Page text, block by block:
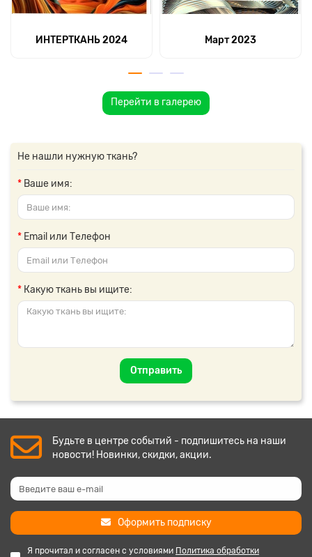
ИНТЕРТКАНЬ 2024 Март 2023
Перейти в галерею
Не нашли нужную ткань?
Ваше имя:
Email или Телефон
Какую ткань вы ищите:
Отправить
Будьте в центре событий - подпишитесь на наши
новости! Новинки, скидки, акции.
Оформить подписку
Я прочитал и согласен с условиями Политика обработки